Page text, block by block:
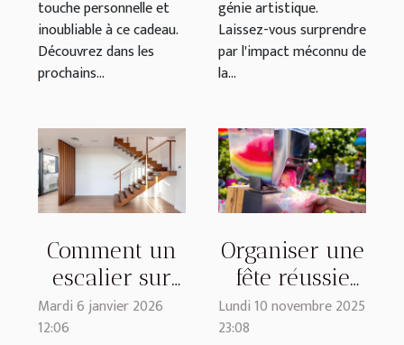
touche personnelle et
inoubliable à ce cadeau.
Découvrez dans les
prochains...
génie artistique.
Laissez-vous surprendre
par l'impact méconnu de
la...
Comment un
escalier sur
mesure
améliore-t-il
Mardi 6 janvier 2026
12:06
Organiser une
fête réussie
avec une
machine à
Lundi 10 novembre 2025
23:08